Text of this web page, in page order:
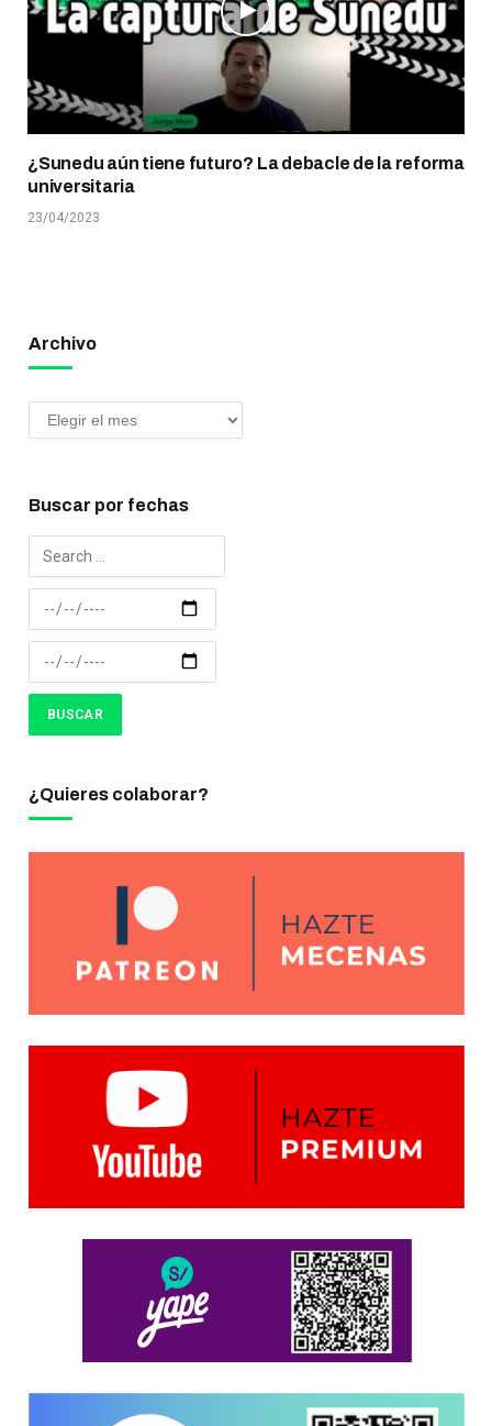
¿Sunedu aún tiene futuro? La debacle de la reforma
universitaria
23/04/2023
Archivo
Buscar por fechas
¿Quieres colaborar?